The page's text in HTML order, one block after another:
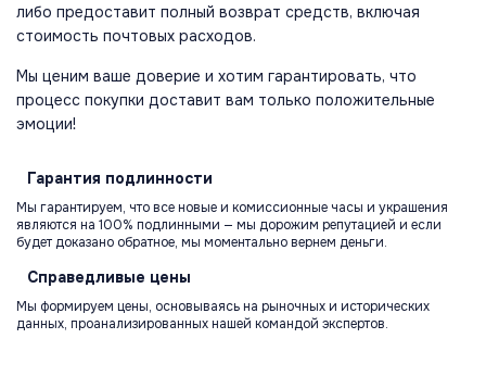
либо предоставит полный возврат средств, включая
стоимость почтовых расходов.
Мы ценим ваше доверие и хотим гарантировать, что
процесс покупки доставит вам только положительные
эмоции!
Гарантия подлинности
Мы гарантируем, что все новые и комиссионные часы и украшения
являются на 100% подлинными — мы дорожим репутацией и если
будет доказано обратное, мы моментально вернем деньги.
Справедливые цены
Мы формируем цены, основываясь на рыночных и исторических
данных, проанализированных нашей командой экспертов.